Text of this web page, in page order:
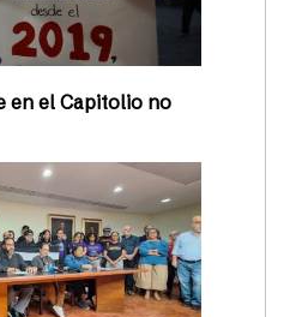
en el Capitolio no